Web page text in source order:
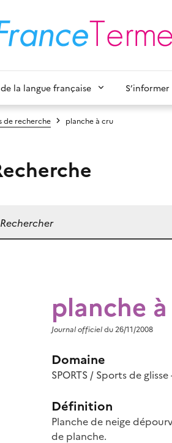
la langue française S’informer
de recherche planche à cru
planche
Journal officieldu 26/11/2008
Domaine
SPORTS / Sports de
Définition
Planche de neige
de planche.